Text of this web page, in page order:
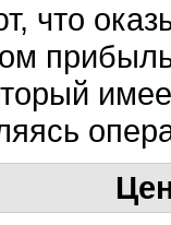
что